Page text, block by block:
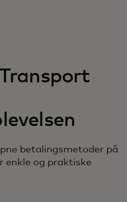
betalingsmetoder på
enkle og praktiske